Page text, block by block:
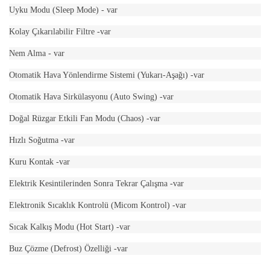
Uyku Modu (Sleep Mode) - var
Kolay Çıkarılabilir Filtre -var
Nem Alma - var
Otomatik Hava Yönlendirme Sistemi (Yukarı-Aşağı) -var
Otomatik Hava Sirkülasyonu (Auto Swing) -var
Doğal Rüzgar Etkili Fan Modu (Chaos) -var
Hızlı Soğutma -var
Kuru Kontak -var
Elektrik Kesintilerinden Sonra Tekrar Çalışma -var
Elektronik Sıcaklık Kontrolü (Micom Kontrol) -var
Sıcak Kalkış Modu (Hot Start) -var
Buz Çözme (Defrost) Özelliği -var